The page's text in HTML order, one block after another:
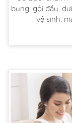
bụng, gội đầu,
vệ sinh,